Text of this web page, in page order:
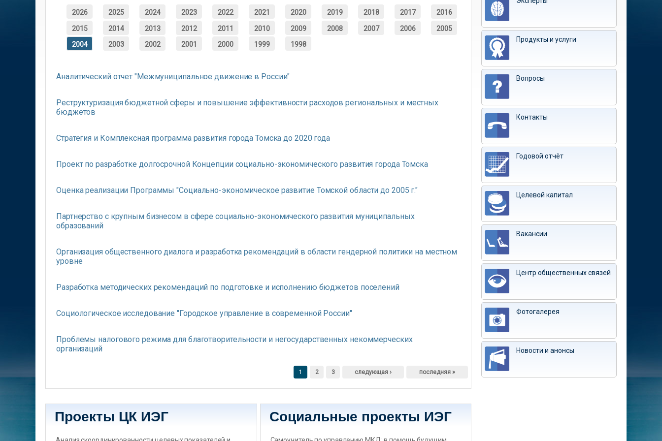
2026 2025 2024 2023 2022 2021 2020 2019 2018 2017 2016
2015 2014 2013 2012 2011 2010 2009 2008 2007 2006 2005
2004 2003 2002 2001 2000 1999 1998
Аналитический отчет "Межмуниципальное движение в России"
Реструктуризация бюджетной сферы и повышение эффективности расходов региональных и местных
бюджетов
Стратегия и Комплексная программа развития города Томска до 2020 года
Проект по разработке долгосрочной Концепции социально-экономического развития города Томска
Оценка реализации Программы "Социально-экономическое развитие Томской области до 2005 г."
Партнерство с крупным бизнесом в сфере социально-экономического развития муниципальных
образований
Организация общественного диалога и разработка рекомендаций в области гендерной политики на местном
уровне
Разработка методических рекомендаций по подготовке и исполнению бюджетов поселений
Социологическое исследование "Городское управление в современной России"
Проблемы налогового режима для благотворительности и негосударственных некоммерческих
организаций
1 2 3 следующая › последняя »
Проекты ЦК ИЭГ Социальные проекты ИЭГ
Продукты и услуги
Вопросы
Контакты
Годовой отчёт
Целевой капитал
Вакансии
Центр общественных связей
Фотогалерея
Новости и анонсы